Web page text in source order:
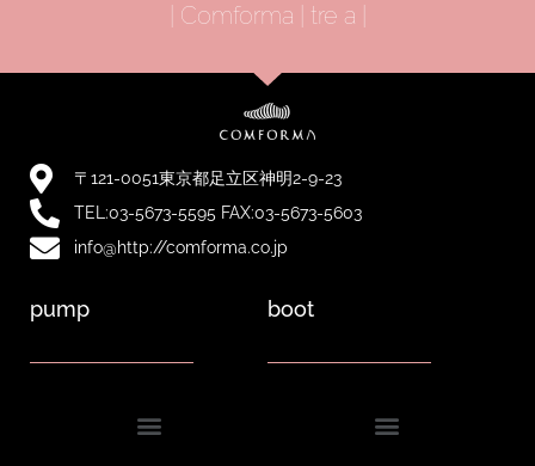
| Comforma | tre a |
〒121-0051東京都足立区神明2-9-23
TEL:03-5673-5595 FAX:03-5673-5603
info@http://comforma.co.jp
pump boot